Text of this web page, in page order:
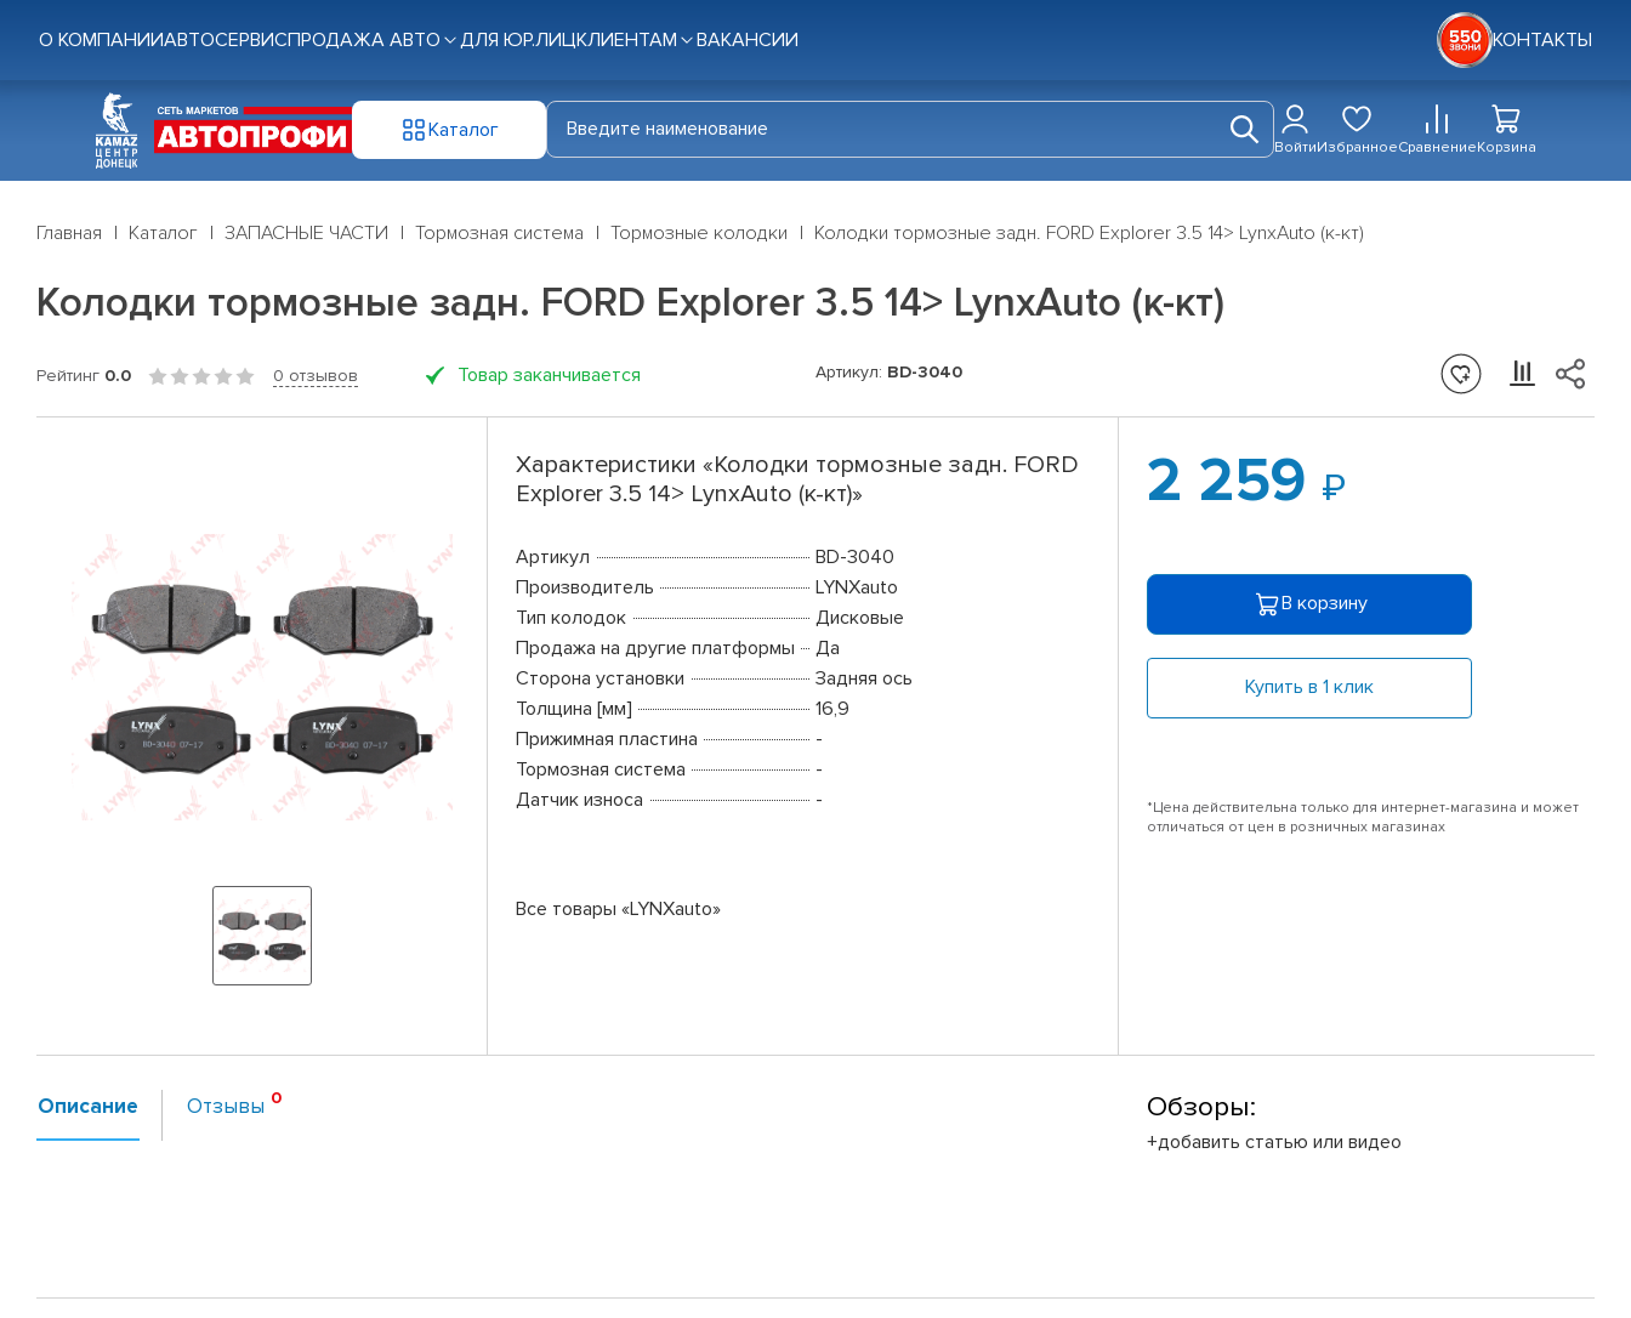
О КОМПАНИИАВТОСЕРВИСПРОДАЖА АВТО ДЛЯ ЮР.ЛИЦКЛИЕНТАМ ВАКАНСИИ КОНТАКТЫ
Каталог
ВойтиИзбранноеСравнениеКорзина
Главная Каталог ЗАПАСНЫЕ ЧАСТИ Тормозная система Тормозные колодки Колодки тормозные задн. FORD Explorer 3.5 14> LynxAuto (к-кт)
Колодки тормозные задн. FORD Explorer 3.5 14> LynxAuto (к-кт)
Рейтинг 0.0 0 отзывов Товар заканчивается Артикул: BD-3040
Характеристики «Колодки тормозные задн. FORD
Explorer 3.5 14> LynxAuto (к-кт)»
Артикул
BD-3040
Производитель
LYNXauto
Тип колодок
Дисковые
Продажа на другие платформы
Да
Сторона установки
Задняя ось
Толщина [мм]
16,9
Прижимная пластина
-
Тормозная система
-
Датчик износа
-
Все товары «LYNXauto»
2 259
В корзину
Купить в 1 клик
*Цена действительна только для интернет-магазина и может
отличаться от цен в розничных магазинах
Описание Отзывы Обзоры:
+добавить статью или видео